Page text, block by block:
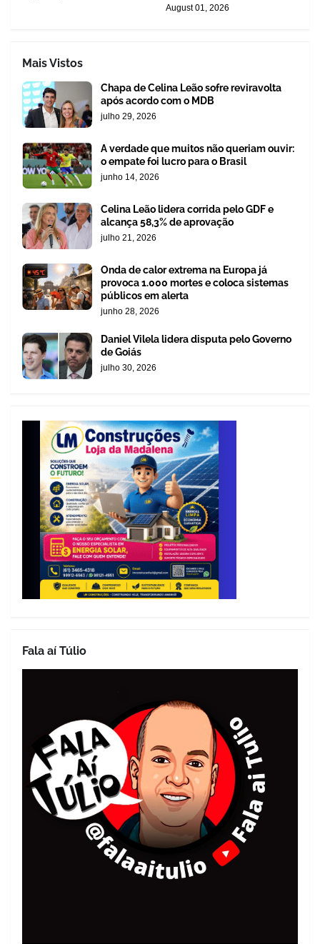
August 01, 2026
Mais Vistos
Chapa de Celina Leão sofre reviravolta
após acordo com o MDB
julho 29, 2026
A verdade que muitos não queriam ouvir:
o empate foi lucro para o Brasil
junho 14, 2026
Celina Leão lidera corrida pelo GDF e
alcança 58,3% de aprovação
julho 21, 2026
Onda de calor extrema na Europa já
provoca 1.000 mortes e coloca sistemas
públicos em alerta
junho 28, 2026
Daniel Vilela lidera disputa pelo Governo
de Goiás
julho 30, 2026
Fala aí Túlio